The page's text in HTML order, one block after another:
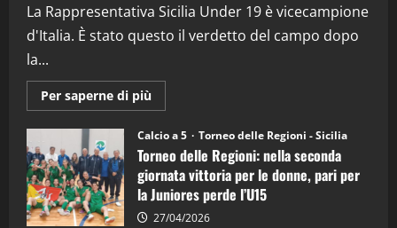
08/04/2026
La Rappresentativa Sicilia Under 19 è vicecampione
d'Italia. È stato questo il verdetto del campo dopo
la...
Per saperne di più
informazioni
Torneo
delle
Regioni
di
calcio
a
5:
la
Calcio a 5 Torneo delle Regioni - Sicilia
Torneo delle Regioni: nella seconda
giornata vittoria per le donne, pari per
la Juniores perde l’U15
27/04/2026